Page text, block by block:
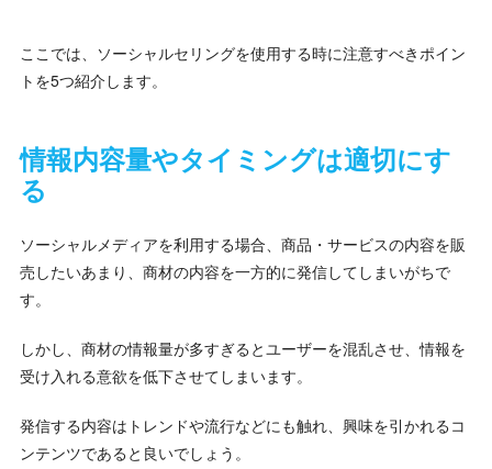
ここでは、ソーシャルセリングを使用する時に注意すべきポイン
トを5つ紹介します。
情報内容量やタイミングは適切にす
る
ソーシャルメディアを利用する場合、商品・サービスの内容を販
売したいあまり、商材の内容を一方的に発信してしまいがちで
す。
しかし、商材の情報量が多すぎるとユーザーを混乱させ、情報を
受け入れる意欲を低下させてしまいます。
発信する内容はトレンドや流行などにも触れ、興味を引かれるコ
ンテンツであると良いでしょう。